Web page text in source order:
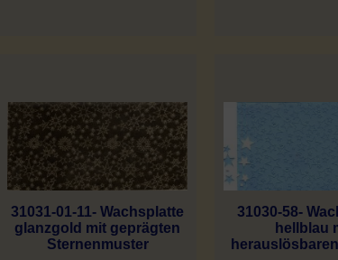
31031-01-11- Wachsplatte
glanzgold mit geprägten
Sternenmuster
31030-58-
hellblau